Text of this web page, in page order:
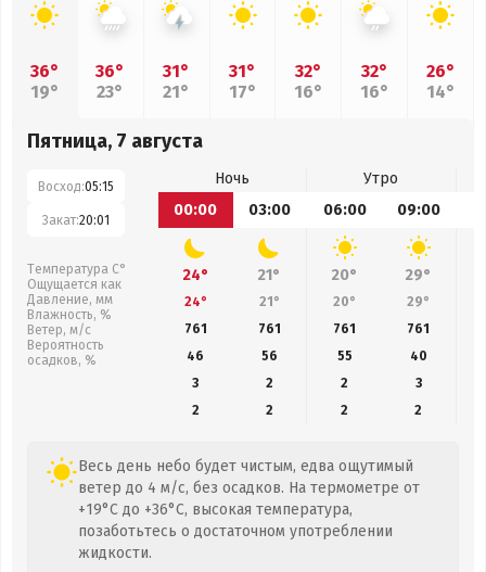
36°
19°
36°
23°
31°
21°
31°
17°
32°
16°
32°
16°
26°
14°
Пятница, 7 августа
Восход:05:15
Закат:20:01
Температура С°
Ощущается как
Давление, мм
Влажность, %
Ветер, м/с
Вероятность
осадков, %
Ночь
Утро
00:00
03:00 06:00 09:00
24° 21° 20° 29°
24° 21° 20° 29°
761
761 761 761
46
56 55 40
3
2 2
3
2
2 2 2
Весь день небо будет чистым, едва ощутимый
ветер до 4 м/с, без осадков. На термометре от
+19°C до +36°C, высокая температура,
позаботьтесь о достаточном употреблении
жидкости.